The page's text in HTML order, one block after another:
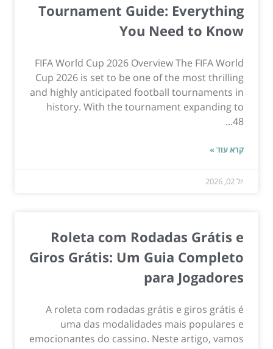
Tournament Guide: Everything
You Need to Know
FIFA World Cup 2026 Overview The FIFA World
Cup 2026 is set to be one of the most thrilling
and highly anticipated football tournaments in
history. With the tournament expanding to
48...
קרא עוד »
יול 02, 2026
Roleta com Rodadas Grátis e
Giros Grátis: Um Guia Completo
para Jogadores
A roleta com rodadas grátis e giros grátis é
uma das modalidades mais populares e
emocionantes do cassino. Neste artigo, vamos